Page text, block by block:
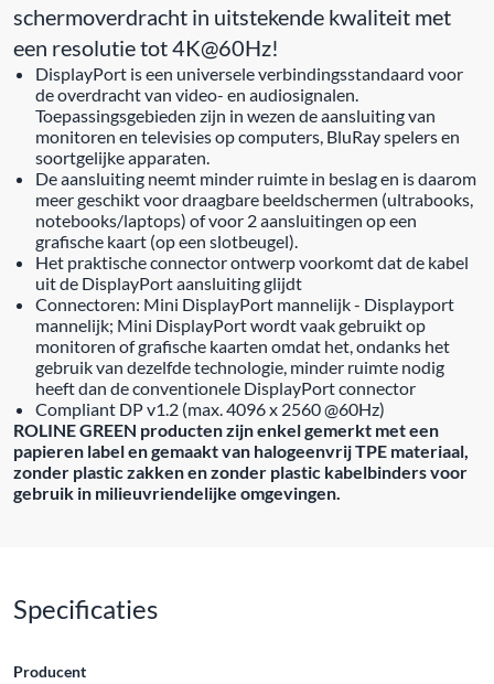
schermoverdracht in uitstekende kwaliteit met
een resolutie tot 4K@60Hz!
DisplayPort is een universele verbindingsstandaard voor
de overdracht van video- en audiosignalen.
Toepassingsgebieden zijn in wezen de aansluiting van
monitoren en televisies op computers, BluRay spelers en
soortgelijke apparaten.
De aansluiting neemt minder ruimte in beslag en is daarom
meer geschikt voor draagbare beeldschermen (ultrabooks,
notebooks/laptops) of voor 2 aansluitingen op een
grafische kaart (op een slotbeugel).
Het praktische connector ontwerp voorkomt dat de kabel
uit de DisplayPort aansluiting glijdt
Connectoren: Mini DisplayPort mannelijk - Displayport
mannelijk; Mini DisplayPort wordt vaak gebruikt op
monitoren of grafische kaarten omdat het, ondanks het
gebruik van dezelfde technologie, minder ruimte nodig
heeft dan de conventionele DisplayPort connector
Compliant DP v1.2 (max. 4096 x 2560 @60Hz)
ROLINE GREEN producten zijn enkel gemerkt met een
papieren label en gemaakt van halogeenvrij TPE materiaal,
zonder plastic zakken en zonder plastic kabelbinders voor
gebruik in milieuvriendelijke omgevingen.
Specificaties
Producent